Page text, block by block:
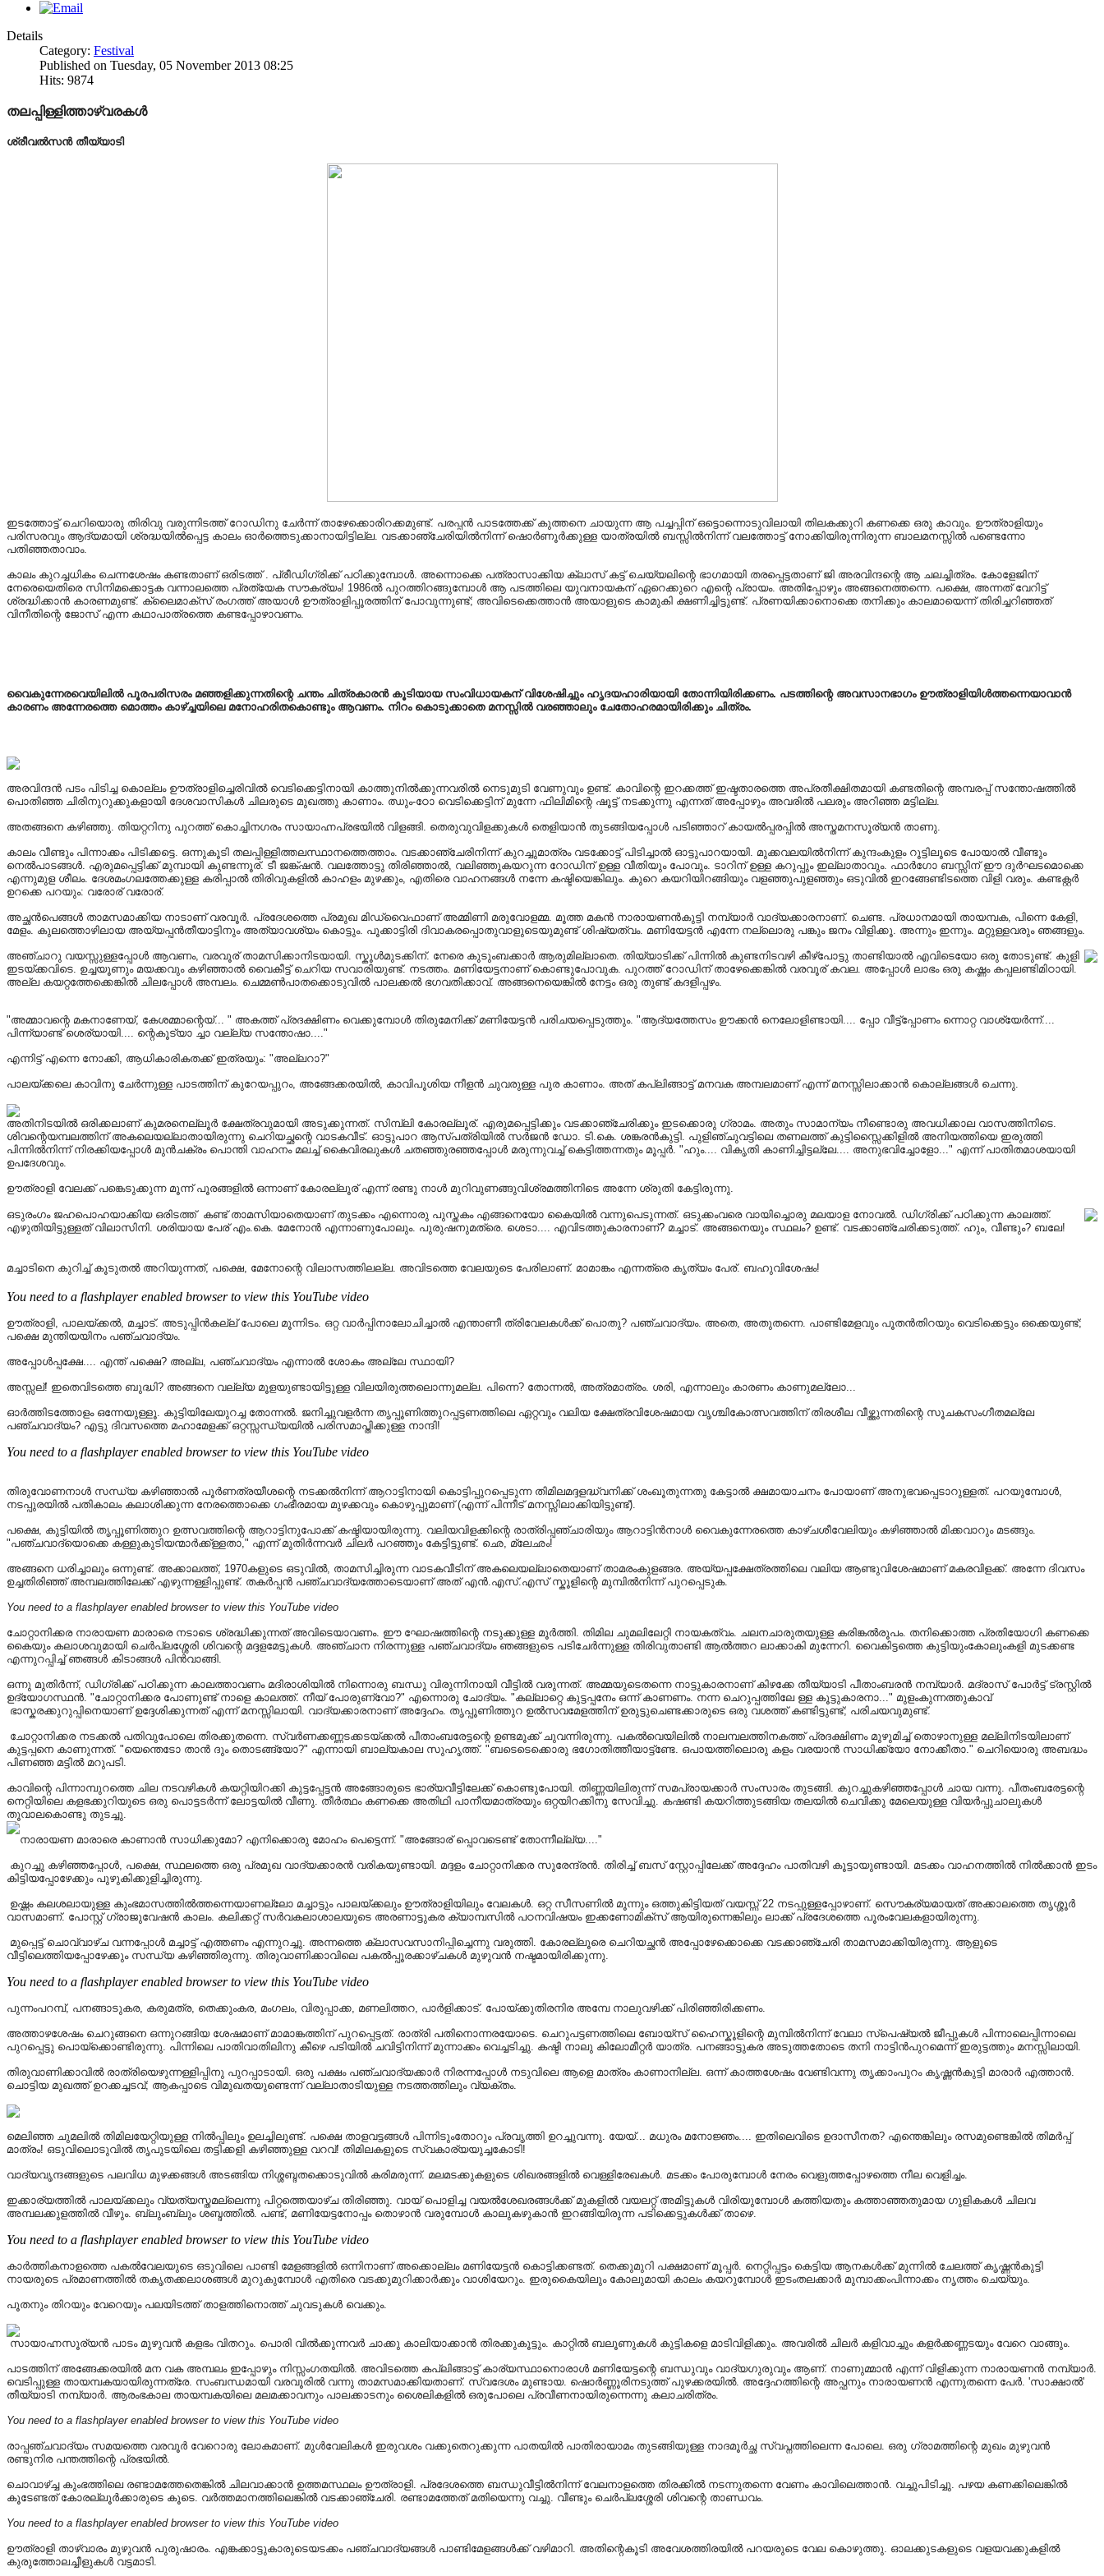
Details
Category: Festival
Published on Tuesday, 05 November 2013 08:25
Hits: 9874
തലപ്പിള്ളിത്താഴ്വരകൾ
ശ്രീവൽസൻ തീയ്യാടി
ഇടത്തോട്ട് ചെറിയൊരു തിരിവു വരുന്നിടത്ത് റോഡിനു ചേർന്ന് താഴേക്കൊരിറക്കമുണ്ട്. പരപ്പൻ പാടത്തേക്ക് കുത്തനെ ചായുന്ന ആ പച്ചപ്പിന് ഒട്ടൊന്നൊടുവിലായി തിലകക്കുറി കണക്കെ ഒരു കാവും. ഊത്രാളിയും
പരിസരവും ആദ്യമായി ശ്രദ്ധയിൽപ്പെട്ട കാലം ഓർത്തെടുക്കാനായിട്ടില്ല. വടക്കാഞ്ചേരിയിൽനിന്ന് ഷൊർണൂർക്കുള്ള യാത്രയിൽ ബസ്സിൽനിന്ന് വലത്തോട്ട് നോക്കിയിരുന്നിരുന്ന ബാലമനസ്സിൽ പണ്ടെന്നോ
പതിഞ്ഞതാവാം.
കാലം കുറച്ചധികം ചെന്നശേഷം കണ്ടതാണ് ഒരിടത്ത് . പ്രീഡിഗ്രിക്ക് പഠിക്കുമ്പോൾ. അന്നൊക്കെ പത്രാസാക്കിയ ക്ലാസ് കട്ട് ചെയ്യലിന്റെ ഭാഗമായി തരപ്പെട്ടതാണ് ജി അരവിന്ദന്റെ ആ ചലച്ചിത്രം. കോളേജിന്
നേരെയെതിരെ സിനിമക്കൊട്ടക വന്നാലത്തെ പ്രത്യേക സൗകര്യം! 1986ൽ പുറത്തിറങ്ങുമ്പോൾ ആ പടത്തിലെ യുവനായകന് ഏറെക്കുറെ എന്റെ പ്രായം. അതിപ്പോഴും അങ്ങനെത്തന്നെ. പക്ഷെ, അന്നത് വേറിട്ട്‌
ശ്രദ്ധിക്കാൻ കാരണമുണ്ട്. ക്ലൈമാക്സ് രംഗത്ത് അയാൾ ഊത്രാളിപ്പൂരത്തിന് പോവുന്നുണ്ട്; അവിടെക്കെത്താൻ അയാളുടെ കാമുകി ക്ഷണിച്ചിട്ടുണ്ട്. പ്രണയിക്കാനൊക്കെ തനിക്കും കാലമായെന്ന് തിരിച്ചറിഞ്ഞത്
വിനീതിന്റെ ജോസ് എന്ന കഥാപാത്രത്തെ കണ്ടപ്പോഴാവണം.
വൈകുന്നേരവെയിലിൽ പൂരപരിസരം മഞ്ഞളിക്കുന്നതിന്റെ ചന്തം ചിത്രകാരൻ കൂടിയായ സംവിധായകന് വിശേഷിച്ചും ഹൃദയഹാരിയായി തോന്നിയിരിക്കണം. പടത്തിന്റെ അവസാനഭാഗം ഊത്രാളിയിൾത്തന്നെയാവാൻ
കാരണം അന്നേരത്തെ മൊത്തം കാഴ്ച്ചയിലെ മനോഹരിതകൊണ്ടും ആവണം. നിറം കൊടുക്കാതെ മനസ്സിൽ വരഞ്ഞാലും ചേതോഹരമായിരിക്കും ചിത്രം.
അരവിന്ദൻ പടം പിടിച്ച കൊല്ലം ഊത്രാളിച്ചെരിവിൽ വെടിക്കെട്ടിനായി കാത്തുനിൽക്കുന്നവരിൽ നെടുമുടി വേണുവും ഉണ്ട്. കാവിന്റെ ഇറക്കത്ത് ഇഷ്ടതാരത്തെ അപ്രതീക്ഷിതമായി കണ്ടതിന്റെ അമ്പരപ്പ് സന്തോഷത്തിൽ
പൊതിഞ്ഞ ചിരിനുറുക്കുകളായി ദേശവാസികൾ ചിലരുടെ മുഖത്തു കാണാം. ഝും-ഠോ വെടിക്കെട്ടിന് മുന്നേ ഫിലിമിന്റെ ഷൂട്ട്‌ നടക്കുന്നു എന്നത് അപ്പോഴും അവരിൽ പലരും അറിഞ്ഞ മട്ടില്ല.
അതങ്ങനെ കഴിഞ്ഞു. തിയറ്ററിനു പുറത്ത് കൊച്ചിനഗരം സായാഹ്നപ്രഭയിൽ വിളങ്ങി. തെരുവുവിളക്കുകൾ തെളിയാൻ തുടങ്ങിയപ്പോൾ പടിഞ്ഞാറ് കായൽപ്പരപ്പിൽ അസ്തമനസൂര്യൻ താണു.
കാലം വീണ്ടും പിന്നാക്കം പിടിക്കട്ടെ. ഒന്നുകൂടി തലപ്പിള്ളിത്തലസ്ഥാനത്തെത്താം. വടക്കാഞ്ചേരിനിന്ന് കുറച്ചുമാത്രം വടക്കോട്ട്‌ പിടിച്ചാൽ ഓട്ടുപാറയായി. മുക്കവലയിൽനിന്ന് കുന്ദംകുളം റൂട്ടിലൂടെ പോയാൽ വീണ്ടും
നെൽപാടങ്ങൾ. എരുമപ്പെട്ടിക്ക് മുമ്പായി കുണ്ടന്നൂര്. ടീ ജങ്ക്ഷൻ. വലത്തോട്ടു തിരിഞ്ഞാൽ, വലിഞ്ഞുകയറുന്ന റോഡിന് ഉള്ള വീതിയും പോവും. ടാറിന് ഉള്ള കറുപ്പും ഇല്ലാതാവും. ഫാർഗോ ബസ്സിന് ഈ ദുർഘടമൊക്കെ
എന്നുമുള ശീലം. ദേശമംഗലത്തേക്കുള്ള കരിപ്പാൽ തിരിവുകളിൽ കാഹളം മുഴക്കും, എതിരെ വാഹനങ്ങൾ നന്നേ കഷ്ടിയെങ്കിലും. കുറെ കയറിയിറങ്ങിയും വളഞ്ഞുപുളഞ്ഞും ഒടുവിൽ ഇറങ്ങേണ്ടിടത്തെ വിളി വരും. കണ്ടക്റ്റർ
ഉറക്കെ പറയും: വരോര് വരോര്.
അച്ഛൻപെങ്ങൾ താമസമാക്കിയ നാടാണ് വരവൂർ. പ്രദേശത്തെ പ്രമുഖ മിഡ്വൈഫാണ് അമ്മിണി മരുവോളമ്മ. മൂത്ത മകൻ നാരായണൻകുട്ടി നമ്പ്യാർ വാദ്യക്കാരനാണ്. ചെണ്ട. പ്രധാനമായി തായമ്പക, പിന്നെ കേളി,
മേളം. കുലത്തൊഴിലായ അയ്യപ്പൻതീയാട്ടിനും അത്യാവശ്യം കൊട്ടും. പൂക്കാട്ടിരി ദിവാകരപ്പൊതുവാളുടെയുമുണ്ട് ശിഷ്യത്വം. മണിയേട്ടൻ എന്നേ നല്ലൊരു പങ്കും ജനം വിളിക്കൂ. അന്നും ഇന്നും. മറ്റുള്ളവരും ഞങ്ങളും.
അഞ്ചാറു വയസ്സുള്ളപ്പോൾ ആവണം, വരവൂര് താമസിക്കാനിടയായി. സ്കൂൾമുടക്കിന്. നേരെ കുടുംബക്കാർ ആരുമില്ലാതെ. തിയ്യാടിക്ക് പിന്നിൽ കുണ്ടനിടവഴി കീഴ്പോട്ടു താണ്ടിയാൽ എവിടെയോ ഒരു തോടുണ്ട്. കുളി
ഇടയ്ക്കവിടെ. ഉച്ചയൂണും മയക്കവും കഴിഞ്ഞാൽ വൈകീട്ട് ചെറിയ സവാരിയുണ്ട്‌. നടത്തം. മണിയേട്ടനാണ് കൊണ്ടുപോവുക. പുറത്ത് റോഡിന് താഴേക്കെങ്കിൽ വരവൂര് കവല. അപ്പോൾ ലാഭം ഒരു കഷ്ണം കപ്പലണ്ടിമിഠായി.
അല്ല കയറ്റത്തേക്കെങ്കിൽ ചിലപ്പോൾ അമ്പലം. ചെമ്മണ്‍പാതക്കൊടുവിൽ പാലക്കൽ ഭഗവതിക്കാവ്. അങ്ങനെയെങ്കിൽ നേട്ടം ഒരു തുണ്ട് കദളിപ്പഴം.
"അമ്മാവന്റെ മകനാണേയ്, കേശമ്മാന്റെയ്... " അകത്ത് പ്രദക്ഷിണം വെക്കുമ്പോൾ തിരുമേനിക്ക് മണിയേട്ടൻ പരിചയപ്പെടുത്തും. "ആദ്യത്തേസം ഊക്കൻ നെലോളിണ്ടായി.... പ്പോ വീട്ട്പ്പോണം ന്നൊറ്റ വാശ്യേർന്ന്....
പിന്ന്യാണ്ട് ശെര്യായി.... ന്റെകൂട്യാ ച്ചാ വല്ല്യ സന്തോഷാ...."
എന്നിട്ട് എന്നെ നോക്കി, ആധികാരികതക്ക് ഇത്രയും: "അല്ലറാ?"
പാലയ്ക്കലെ കാവിനു ചേർന്നുള്ള പാടത്തിന് കുറേയപ്പുറം, അങ്ങേക്കരയിൽ, കാവിപൂശിയ നീളൻ ചുവരുള്ള പുര കാണാം. അത് കപ്ലിങ്ങാട്ട് മനവക അമ്പലമാണ് എന്ന് മനസ്സിലാക്കാൻ കൊല്ലങ്ങൾ ചെന്നു.
അതിനിടയിൽ ഒരിക്കലാണ് കുമരനെല്ലൂർ ക്ഷേത്രവുമായി അടുക്കുന്നത്. സിമ്പ്ലി കോരല്ലൂര്. എരുമപ്പെട്ടിക്കും വടക്കാഞ്ചേരിക്കും ഇടക്കൊരു ഗ്രാമം. അതും സാമാന്യം നീണ്ടൊരു അവധിക്കാല വാസത്തിനിടെ.
ശിവന്റെയമ്പലത്തിന് അകലെയല്ലാതായിരുന്നു ചെറിയച്ഛന്റെ വാടകവീട്. ഓട്ടുപാറ ആസ്പത്രിയിൽ സർജൻ ഡോ. ടി.കെ. ശങ്കരൻകുട്ടി. പുളിഞ്ചുവട്ടിലെ തണലത്ത് കുട്ടിസ്സൈക്കിളിൽ അനിയത്തിയെ ഇരുത്തി
പിന്നിൽനിന്ന് നിരക്കിയപ്പോൾ മുൻചക്രം പൊന്തി വാഹനം മലച്ച് കൈവിരലുകൾ ചതഞ്ഞുരഞ്ഞപ്പോൾ മരുന്നുവച്ച് കെട്ടിത്തന്നതും മൂപ്പർ. "ഹും.... വികൃതി കാണിച്ചിട്ടല്ലേ.... അനുഭവിച്ചോളോ..." എന്ന് പാതിതമാശയായി
ഉപദേശവും.
ഊത്രാളി വേലക്ക് പങ്കെടുക്കുന്ന മൂന്ന് പൂരങ്ങളിൽ ഒന്നാണ് കോരല്ലൂര് എന്ന് രണ്ടു നാൾ മുറിവുണങ്ങുവിശ്രമത്തിനിടെ അന്നേ ശ്രുതി കേട്ടിരുന്നു.
ഒടുരംഗം ജഹപൊഹയാക്കിയ ഒരിടത്ത് കണ്ട് താമസിയാതെയാണ് തുടക്കം എന്നൊരു പുസ്തകം എങ്ങനെയോ കൈയിൽ വന്നുപെടുന്നത്. ഒടുക്കംവരെ വായിച്ചൊരു മലയാള നോവൽ. ഡിഗ്രിക്ക് പഠിക്കുന്ന കാലത്ത്.
എഴുതിയിട്ടുള്ളത് വിലാസിനി. ശരിയായ പേര് എം.കെ. മേനോൻ എന്നാണുപോലും. പുരുഷനുമത്രെ. ശെടാ.... എവിടത്തുകാരനാണ്? മച്ചാട്. അങ്ങനെയും സ്ഥലം? ഉണ്ട്. വടക്കാഞ്ചേരിക്കടുത്ത്. ഹും, വീണ്ടും? ബലേ!
മച്ചാടിനെ കുറിച്ച് കൂടുതൽ അറിയുന്നത്, പക്ഷെ, മേനോന്റെ വിലാസത്തിലല്ല. അവിടത്തെ വേലയുടെ പേരിലാണ്. മാമാങ്കം എന്നത്രെ കൃത്യം പേര്. ബഹുവിശേഷം!
You need to a flashplayer enabled browser to view this YouTube video
ഊത്രാളി, പാലയ്ക്കൽ, മച്ചാട്. അടുപ്പിൻകല്ല്‌ പോലെ മൂന്നിടം. ഒറ്റ വാർപ്പിനാലോചിച്ചാൽ എന്താണീ ത്രിവേലകൾക്ക് പൊതു? പഞ്ചവാദ്യം. അതെ, അതുതന്നെ. പാണ്ടിമേളവും പൂതൻതിറയും വെടിക്കെട്ടും ഒക്കെയുണ്ട്;
പക്ഷെ മുന്തിയയിനം പഞ്ചവാദ്യം.
അപ്പോൾപ്പക്ഷേ.... എന്ത് പക്ഷെ? അല്ല, പഞ്ചവാദ്യം എന്നാൽ ശോകം അല്ലേ സ്ഥായി?
അസ്സല്! ഇതെവിടത്തെ ബുദ്ധി? അങ്ങനെ വല്ല്യ മൂളയുണ്ടായിട്ടുള്ള വിലയിരുത്തലൊന്നുമല്ല. പിന്നെ? തോന്നൽ, അത്രമാത്രം. ശരി, എന്നാലും കാരണം കാണുമല്ലോ...
ഓർത്തിടത്തോളം ഒന്നേയുള്ളൂ. കുട്ടിയിലേയുറച്ച തോന്നൽ. ജനിച്ചുവളർന്ന തൃപ്പൂണിത്തുറപ്പട്ടണത്തിലെ ഏറ്റവും വലിയ ക്ഷേത്രവിശേഷമായ വൃശ്ചികോത്സവത്തിന് തിരശീല വീഴ്ത്തുന്നതിന്റെ സൂചകസംഗീതമല്ലേ
പഞ്ചവാദ്യം? എട്ടു ദിവസത്തെ മഹാമേളക്ക് ഒറ്റസ്സന്ധ്യയിൽ പരിസമാപ്തിക്കുള്ള നാന്ദി!
You need to a flashplayer enabled browser to view this YouTube video
തിരുവോണനാൾ സന്ധ്യ കഴിഞ്ഞാൽ പൂർണത്രയീശന്റെ നടക്കൽനിന്ന് ആറാട്ടിനായി കൊട്ടിപ്പുറപ്പെടുന്ന തിമിലമദ്ദളദ്ധ്വനിക്ക് ശംഖൂതുന്നതു കേട്ടാൽ ക്ഷമായാചനം പോയാണ് അനുഭവപ്പെടാറുള്ളത്. പറയുമ്പോൾ,
നടപ്പുരയിൽ പതികാലം കലാശിക്കുന്ന നേരത്തൊക്കെ ഗംഭീരമായ മുഴക്കവും കൊഴുപ്പുമാണ് (എന്ന് പിന്നീട് മനസ്സിലാക്കിയിട്ടുണ്ട്).
പക്ഷെ, കുട്ടിയിൽ തൃപ്പൂണിത്തുറ ഉത്സവത്തിന്റെ ആറാട്ടിനുപോക്ക് കഷ്ടിയായിരുന്നു. വലിയവിളക്കിന്റെ രാത്രിപ്പഞ്ചാരിയും ആറാട്ടിൻനാൾ വൈകുന്നേരത്തെ കാഴ്ചശീവേലിയും കഴിഞ്ഞാൽ മിക്കവാറും മടങ്ങും.
"പഞ്ചവാദ്യൊക്കെ കള്ളുകുടിയന്മാർക്ക്ള്ളതാ," എന്ന് മുതിർന്നവർ ചിലർ പറഞ്ഞും കേട്ടിട്ടുണ്ട്. ഛെ, മ്ലേഛം!
അങ്ങനെ ധരിച്ചാലും ഒന്നുണ്ട്. അക്കാലത്ത്, 1970കളുടെ ഒടുവിൽ, താമസിച്ചിരുന്ന വാടകവീടിന് അകലെയല്ലാതെയാണ് താമരംകുളങ്ങര. അയ്യപ്പക്ഷേത്രത്തിലെ വലിയ ആണ്ടുവിശേഷമാണ് മകരവിളക്ക്. അന്നേ ദിവസം
ഉച്ചതിരിഞ്ഞ് അമ്പലത്തിലേക്ക് എഴുന്നള്ളിപ്പുണ്ട്. തകർപ്പൻ പഞ്ചവാദ്യത്തോടെയാണ് അത് എൻ.എസ്.എസ് സ്കൂളിന്റെ മുമ്പിൽനിന്ന് പുറപ്പെടുക.
You need to a flashplayer enabled browser to view this YouTube video
ചോറ്റാനിക്കര നാരായണ മാരാരെ നടാടെ ശ്രദ്ധിക്കുന്നത് അവിടെയാവണം. ഈ ഘോഷത്തിന്റെ നടുക്കുള്ള മൂർത്തി. തിമില ചുമലിലേറ്റി നായകത്വം. ചലനചാരുതയുള്ള കരിങ്കൽരൂപം. തനിക്കൊത്ത പ്രതിയോഗി കണക്കെ
കൈയും കലാശവുമായി ചെർപ്ലശ്ശേരി ശിവന്റെ മദ്ദളമേട്ടുകൾ. അഞ്ചാന നിരന്നുള്ള പഞ്ചവാദ്യം ഞങ്ങളുടെ പടിചേർന്നുള്ള തിരിവുതാണ്ടി ആൽത്തറ ലാക്കാകി മുന്നേറി. വൈകിട്ടത്തെ കുട്ടിയുംകോലുംകളി മുടക്കണ്ട
എന്നുറപ്പിച്ച് ഞങ്ങൾ കിടാങ്ങൾ പിൻവാങ്ങി.
ഒന്നു മുതിർന്ന്, ഡിഗ്രിക്ക് പഠിക്കുന്ന കാലത്താവണം മദിരാശിയിൽ നിന്നൊരു ബന്ധു വിരുന്നിനായി വീട്ടിൽ വരുന്നത്. അമ്മയുടെതന്നെ നാട്ടുകാരനാണ് കിഴക്കേ തീയ്യാടി പീതാംബരൻ നമ്പ്യാർ. മദ്രാസ് പോർട്ട്‌ ട്രസ്റ്റിൽ
ഉദ്യോഗസ്ഥൻ. "ചോറ്റാനിക്കര പോണുണ്ട് നാളെ കാലത്ത്. നീയ് പോരുണ്വോ?" എന്നൊരു ചോദ്യം. "കല്ലാറ്റെ കുട്ടപ്പനേം ഒന്ന് കാണണം. നന്ന ചെറുപ്പത്തിലേ ള്ള കൂട്ടുകാരനാ..." മുളംകുന്നത്തുകാവ്
ഭാസ്കരക്കുറുപ്പിനെയാണ് ഉദ്ദേശിക്കുന്നത് എന്ന് മനസ്സിലായി. വാദ്യക്കാരനാണ് അദ്ദേഹം. തൃപ്പൂണിത്തുറ ഉൽസവമേളത്തിന് ഉരുട്ടുചെണ്ടക്കാരുടെ ഒരു വശത്ത്‌ കണ്ടിട്ടുണ്ട്; പരിചയവുമുണ്ട്.
ചോറ്റാനിക്കര നടക്കൽ പതിവുപോലെ തിരക്കുതന്നെ. സ്വർണക്കണ്ണടക്കടയ്ക്കൽ പീതാംബരേട്ടന്റെ ഉണ്ടമൂക്ക് ചുവന്നിരുന്നു. പകൽവെയിലിൽ നാലമ്പലത്തിനകത്ത് പ്രദക്ഷിണം മുഴുമിച്ച് തൊഴാനുള്ള മല്ലിനിടയിലാണ്
കുട്ടപ്പനെ കാണുന്നത്. "യെന്തെടോ താൻ ദും തൊടങ്ങ്യോ?" എന്നായി ബാല്യകാല സുഹൃത്ത്. "ബടെടെക്കൊരു ഭഗോതിത്തീയാട്ട്ണ്ടേ. ഒപായത്തിലൊരു കളം വരയാൻ സാധിക്ക്യോ നോക്കീതാ." ചെറിയൊരു അബദ്ധം
പിണഞ്ഞ മട്ടിൽ മറുപടി.
കാവിന്റെ പിന്നാമ്പുറത്തെ ചില നടവഴികൾ കയറ്റിയിറക്കി കുട്ടപ്പേട്ടൻ അങ്ങോരുടെ ഭാര്യവീട്ടിലേക്ക് കൊണ്ടുപോയി. തിണ്ണയിലിരുന്ന് സമപ്രായക്കാർ സംസാരം തുടങ്ങി. കുറച്ചുകഴിഞ്ഞപ്പോൾ ചായ വന്നു. പീതംബരേട്ടന്റെ
നെറ്റിയിലെ കളഭക്കുറിയുടെ ഒരു പൊട്ടടർന്ന് ലോട്ടയിൽ വീണു. തീർത്ഥം കണക്കെ അതിഥി പാനീയമാത്രയും ഒറ്റയിറക്കിനു സേവിച്ചു. കഷണ്ടി കയറിത്തുടങ്ങിയ തലയിൽ ചെവിക്കു മേലെയുള്ള വിയർപ്പുചാലുകൾ
തൂവാലകൊണ്ടു തുടച്ചു.
നാരായണ മാരാരെ കാണാൻ സാധിക്കുമോ? എനിക്കൊരു മോഹം പെട്ടെന്ന്. "അങ്ങോര് പ്പൊവടെണ്ട് തോന്നീല്ല്യ...."
കുറച്ചു കഴിഞ്ഞപ്പോൾ, പക്ഷെ, സ്ഥലത്തെ ഒരു പ്രമുഖ വാദ്യക്കാരൻ വരികയുണ്ടായി. മദ്ദളം ചോറ്റാനിക്കര സുരേന്ദ്രൻ. തിരിച്ച് ബസ് സ്റ്റോപ്പിലേക്ക് അദ്ദേഹം പാതിവഴി കൂട്ടായുണ്ടായി. മടക്കം വാഹനത്തിൽ നിൽക്കാൻ ഇടം
കിട്ടിയപ്പോഴേക്കും പുഴുകിക്കുളിച്ചിരുന്നു.
ഉഷ്ണം കലശലായുള്ള കുംഭമാസത്തിൽത്തന്നെയാണല്ലോ മച്ചാട്ടും പാലയ്ക്കലും ഊത്രാളിയിലും വേലകൾ. ഒറ്റ സീസണിൽ മൂന്നും ഒത്തുകിട്ടിയത് വയസ്സ് 22 നടപ്പുള്ളപ്പോഴാണ്. സൌകര്യമായത് അക്കാലത്തെ തൃശ്ശൂർ
വാസമാണ്. പോസ്റ്റ്‌ ഗ്രാജുവേഷൻ കാലം. കലിക്കറ്റ് സർവകലാശാലയുടെ അരണാട്ടുകര ക്യാമ്പസിൽ പഠനവിഷയം ഇക്കണോമിക്സ്‌ ആയിരുന്നെങ്കിലും ലാക്ക് പ്രദേശത്തെ പൂരംവേലകളായിരുന്നു.
മുപ്പെട്ട് ചൊവ്വാഴ്ച വന്നപ്പോൾ മച്ചാട്ട് എത്തണം എന്നുറച്ചു. അന്നത്തെ ക്ലാസവസാനിപ്പിച്ചെന്നു വരുത്തി. കോരല്ലൂരെ ചെറിയച്ഛൻ അപ്പോഴേക്കൊക്കെ വടക്കാഞ്ചേരി താമസമാക്കിയിരുന്നു. ആളുടെ
വീട്ടിലെത്തിയപ്പോഴേക്കും സന്ധ്യ കഴിഞ്ഞിരുന്നു. തിരുവാണിക്കാവിലെ പകൽപ്പൂരക്കാഴ്ചകൾ മുഴുവൻ നഷ്ടമായിരിക്കുന്നു.
You need to a flashplayer enabled browser to view this YouTube video
പുന്നംപറമ്പ്, പനങ്ങാടുകര, കരുമത്ര, തെക്കുംകര, മംഗലം, വിരുപ്പാക്ക, മണലിത്തറ, പാർളിക്കാട്. പോയ്‌ക്കുതിരനിര അമ്പേ നാലുവഴിക്ക് പിരിഞ്ഞിരിക്കണം.
അത്താഴശേഷം ചെറുങ്ങനെ ഒന്നുറങ്ങിയ ശേഷമാണ് മാമാങ്കത്തിന് പുറപ്പെട്ടത്. രാത്രി പതിനൊന്നരയോടെ. ചെറുപട്ടണത്തിലെ ബോയ്സ് ഹൈസ്കൂളിന്റെ മുമ്പിൽനിന്ന് വേലാ സ്പെഷ്യൽ ജീപ്പുകൾ പിന്നാലെപ്പിന്നാലെ
പുറപ്പെട്ടു പൊയ്ക്കൊണ്ടിരുന്നു. പിന്നിലെ പാതിവാതിലിനു കീഴെ പടിയിൽ ചവിട്ടിനിന്ന് മുന്നാക്കം വെച്ചടിച്ചു. കഷ്ടി നാലു കിലോമീറ്റർ യാത്ര. പനങ്ങാട്ടുകര അടുത്തതോടെ തനി നാട്ടിൻപുറമെന്ന് ഇരുട്ടത്തും മനസ്സിലായി.
തിരുവാണിക്കാവിൽ രാത്രിയെഴുന്നള്ളിപ്പിനു പുറപ്പാടായി. ഒരു പക്ഷം പഞ്ചവാദ്യക്കാർ നിരന്നപ്പോൾ നടുവിലെ ആളെ മാത്രം കാണാനില്ല. ഒന്ന് കാത്തശേഷം വേണ്ടിവന്നു തൃക്കാംപുറം കൃഷ്ണൻകുട്ടി മാരാർ എത്താൻ.
ചൊട്ടിയ മുഖത്ത് ഉറക്കച്ചടവ്; ആകപ്പാടെ വിമുഖതയുണ്ടെന്ന് വല്ലാതാടിയുള്ള നടത്തത്തിലും വ്യക്തം.
മെലിഞ്ഞ ചുമലിൽ തിമിലയേറ്റിയുള്ള നിൽപ്പിലും ഉലച്ചിലുണ്ട്. പക്ഷെ താളവട്ടങ്ങൾ പിന്നിടുംതോറും പ്രവൃത്തി ഉറച്ചുവന്നു. യേയ്... മധുരം മനോജ്ഞം.... ഇതിലെവിടെ ഉദാസീനത? എന്തെങ്കിലും രസമുണ്ടെങ്കിൽ തിമർപ്പ്
മാത്രം! ഒടുവിലൊടുവിൽ തൃപുടയിലെ തട്ടിക്കളി കഴിഞ്ഞുള്ള വറവ്! തിമിലകളുടെ സ്വകാര്യയുച്ചകോടി!
വാദ്യവൃന്ദങ്ങളുടെ പലവിധ മുഴക്കങ്ങൾ അടങ്ങിയ നിശ്ശബ്ദതക്കൊടുവിൽ കരിമരുന്ന്. മലമടക്കുകളുടെ ശിഖരങ്ങളിൽ വെള്ളിരേഖകൾ. മടക്കം പോരുമ്പോൾ നേരം വെളുത്തപ്പോഴത്തെ നീല വെളിച്ചം.
ഇക്കാര്യത്തിൽ പാലയ്ക്കലും വ്യത്യസ്തമല്ലെന്നു പിറ്റത്തെയാഴ്ച തിരിഞ്ഞു. വായ്‌ പൊളിച്ച വയൽശേഖരങ്ങൾക്ക് മുകളിൽ വയലറ്റ് അമിട്ടുകൾ വിരിയുമ്പോൾ കത്തിയതും കത്താഞ്ഞതുമായ ഗുളികകൾ ചിലവ
അമ്പലക്കുളത്തിൽ വീഴും. ബ്ലുംബ്ലും ശബ്ദത്തിൽ. പണ്ട്, മണിയേട്ടനോപ്പം തൊഴാൻ വരുമ്പോൾ കാലുകഴുകാൻ ഇറങ്ങിയിരുന്ന പടിക്കെട്ടുകൾക്ക് താഴെ.
You need to a flashplayer enabled browser to view this YouTube video
കാർത്തികനാളത്തെ പകൽവേലയുടെ ഒടുവിലെ പാണ്ടി മേളങ്ങളിൽ ഒന്നിനാണ് അക്കൊല്ലം മണിയേട്ടൻ കൊട്ടിക്കണ്ടത്. തെക്കുമുറി പക്ഷമാണ് മൂപ്പർ. നെറ്റിപ്പട്ടം കെട്ടിയ ആനകൾക്ക് മുന്നിൽ ചേലത്ത് കൃഷ്ണൻകുട്ടി
നായരുടെ പ്രമാണത്തിൽ തകൃതക്കലാശങ്ങൾ മുറുകുമ്പോൾ എതിരെ വടക്കുമുറിക്കാർക്കും വാശിയേറും. ഇരുകൈയിലും കോലുമായി കാലം കയറുമ്പോൾ ഇടംതലക്കാർ മുമ്പാക്കംപിന്നാക്കം നൃത്തം ചെയ്യും.
പൂതനും തിറയും വേറെയും പലയിടത്ത് താളത്തിനൊത്ത് ചുവടുകൾ വെക്കും.
സായാഹ്നസൂര്യൻ പാടം മുഴുവൻ കളഭം വിതറും. പൊരി വിൽക്കുന്നവർ ചാക്കു കാലിയാക്കാൻ തിരക്കുകൂട്ടും. കാറ്റിൽ ബലൂണുകൾ കുട്ടികളെ മാടിവിളിക്കും. അവരിൽ ചിലർ കളിവാച്ചും കളർക്കണ്ണടയും വേറെ വാങ്ങും.
പാടത്തിന് അങ്ങേക്കരയിൽ മന വക അമ്പലം ഇപ്പോഴും നിസ്സംഗതയിൽ. അവിടത്തെ കപ്ലിങ്ങാട്ട് കാര്യസ്ഥാനൊരാൾ മണിയേട്ടന്റെ ബന്ധുവും വാദ്യഗുരുവും ആണ്. നാണുമ്മാൻ എന്ന് വിളിക്കുന്ന നാരായണൻ നമ്പ്യാർ.
വെടിപ്പുള്ള തായമ്പകയായിരുന്നത്രേ. സംബന്ധമായി വരവൂരിൽ വന്നു താമസമാക്കിയതാണ്. സ്വദേശം മുണ്ടായ. ഷൊർണ്ണൂരിനടുത്ത് പുഴക്കരയിൽ. അദ്ദേഹത്തിന്റെ അപ്ഫനും നാരായണൻ എന്നുതന്നെ പേർ. 'സാക്ഷാൽ'
തീയ്യാടി നമ്പ്യാർ. ആരംഭകാല തായമ്പകയിലെ മലമക്കാവനും പാലക്കാടനും ശൈലികളിൽ ഒരുപോലെ പ്രവീണനായിരുന്നെന്നു കലാചരിത്രം.
You need to a flashplayer enabled browser to view this YouTube video
രാപ്പഞ്ചവാദ്യം സമയത്തെ വരവൂർ വേറൊരു ലോകമാണ്. മുൾവേലികൾ ഇരുവശം വക്കുതെറുക്കുന്ന പാതയിൽ പാതിരായാമം തുടങ്ങിയുള്ള നാദമൂര്‍ച്ഛ സ്വപ്നത്തിലെന്ന പോലെ. ഒരു ഗ്രാമത്തിന്റെ മുഖം മുഴുവൻ
രണ്ടുനിര പന്തത്തിന്റെ പ്രഭയിൽ.
ചൊവാഴ്ച്ച കുംഭത്തിലെ രണ്ടാമത്തേതെങ്കിൽ ചിലവാക്കാൻ ഉത്തമസ്ഥലം ഊത്രാളി. പ്രദേശത്തെ ബന്ധുവീട്ടിൽനിന്ന് വേലനാളത്തെ തിരക്കിൽ നടന്നുതന്നെ വേണം കാവിലെത്താൻ. വച്ചുപിടിച്ചു. പഴയ കണക്കിലെങ്കിൽ
കൂടേണ്ടത് കോരല്ലൂർക്കാരുടെ കൂടെ. വർത്തമാനത്തിലെങ്കിൽ വടക്കാഞ്ചേരി. രണ്ടാമത്തേത് മതിയെന്നു വച്ചു. വീണ്ടും ചെർപ്ലശ്ശേരി ശിവന്റെ താണ്ഡവം.
You need to a flashplayer enabled browser to view this YouTube video
ഊത്രാളി താഴ്വാരം മുഴുവൻ പുരുഷാരം. എങ്കക്കാട്ടുകാരുടെയടക്കം പഞ്ചവാദ്യങ്ങൾ പാണ്ടിമേളങ്ങൾക്ക് വഴിമാറി. അതിന്റെകൂടി അവേശത്തിരയിൽ പറയരുടെ വേല കൊഴുത്തു. ഓലക്കുടകളുടെ വളയവക്കുകളിൽ
കുരുത്തോലച്ചീളുകൾ വട്ടമാടി.